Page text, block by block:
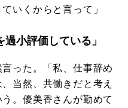
いくからと言って」
過小評価している」
った。「私、仕事辞め
当然、共働きだと考え
。優美香さんが勤めて